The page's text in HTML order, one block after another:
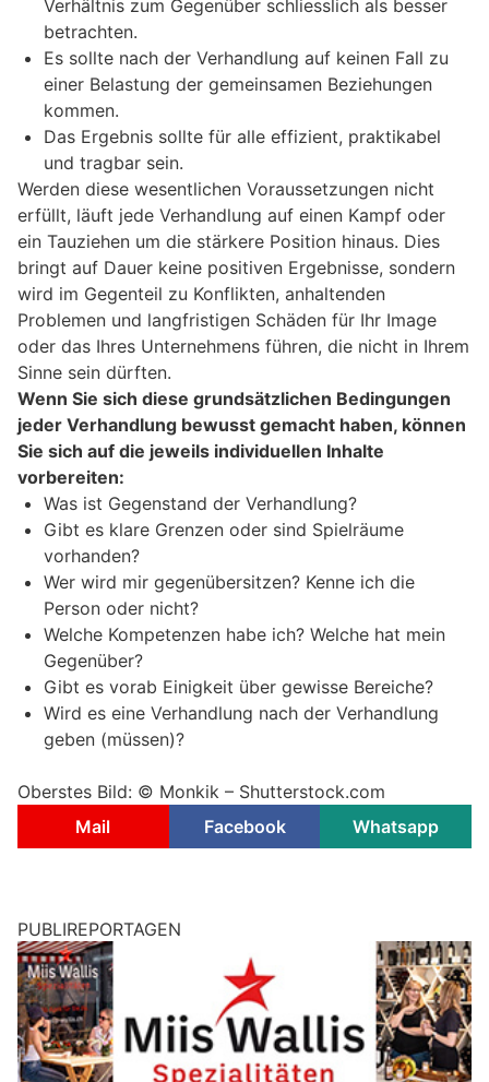
Verhältnis zum Gegenüber schliesslich als besser
betrachten.
Es sollte nach der Verhandlung auf keinen Fall zu
einer Belastung der gemeinsamen Beziehungen
kommen.
Das Ergebnis sollte für alle effizient, praktikabel
und tragbar sein.
Werden diese wesentlichen Voraussetzungen nicht
erfüllt, läuft jede Verhandlung auf einen Kampf oder
ein Tauziehen um die stärkere Position hinaus. Dies
bringt auf Dauer keine positiven Ergebnisse, sondern
wird im Gegenteil zu Konflikten, anhaltenden
Problemen und langfristigen Schäden für Ihr Image
oder das Ihres Unternehmens führen, die nicht in Ihrem
Sinne sein dürften.
Wenn Sie sich diese grundsätzlichen Bedingungen
jeder Verhandlung bewusst gemacht haben, können
Sie sich auf die jeweils individuellen Inhalte
vorbereiten:
Was ist Gegenstand der Verhandlung?
Gibt es klare Grenzen oder sind Spielräume
vorhanden?
Wer wird mir gegenübersitzen? Kenne ich die
Person oder nicht?
Welche Kompetenzen habe ich? Welche hat mein
Gegenüber?
Gibt es vorab Einigkeit über gewisse Bereiche?
Wird es eine Verhandlung nach der Verhandlung
geben (müssen)?
Oberstes Bild: © Monkik – Shutterstock.com
Mail
Facebook Whatsapp
PUBLIREPORTAGEN